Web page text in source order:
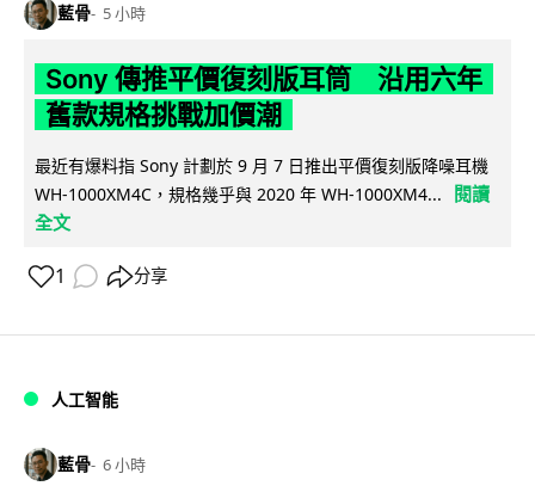
藍骨 5 小時
Sony 傳推平價復刻版耳筒 沿用六年
舊款規格挑戰加價潮
最近有爆料指 Sony 計劃於 9 月 7 日推出平價復刻版降噪耳機
WH-1000XM4C，規格幾乎與 2020 年 WH-1000XM4...
閱讀
全文
1 分享
人工智能
藍骨 6 小時